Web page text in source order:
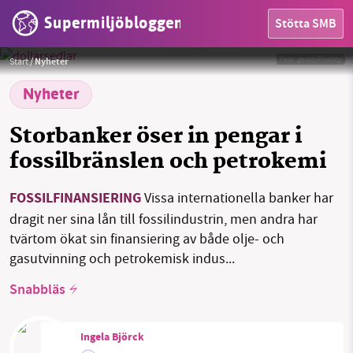
Supermiljöbloggen Stötta SMB
HEM
OMRÅDEN
MILJÖFAKTA
Start/Nyheter
Nyheter
Storbanker öser in pengar i
fossilbränslen och petrokemi
FOSSILFINANSIERINGVissa internationella banker har
dragit ner sina lån till fossilindustrin, men andra har
tvärtom ökat sin finansiering av både olje- och
gasutvinning och petrokemisk indus...
Snabbläs
Ingela Björck
Foto:geralt/Pixabay
SMB kämpar för en hållbar framtid. Sedan
starten 2010 har vår ideella redaktion drivit
miljödebatten framåt genom
nyhetsbevakning och granskningar. Nu vill vi
utveckla vårt arbete – och vi hoppas att du